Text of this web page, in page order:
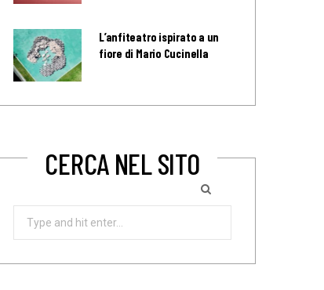
L’anfiteatro ispirato a un
fiore di Mario Cucinella
CERCA NEL SITO
Search